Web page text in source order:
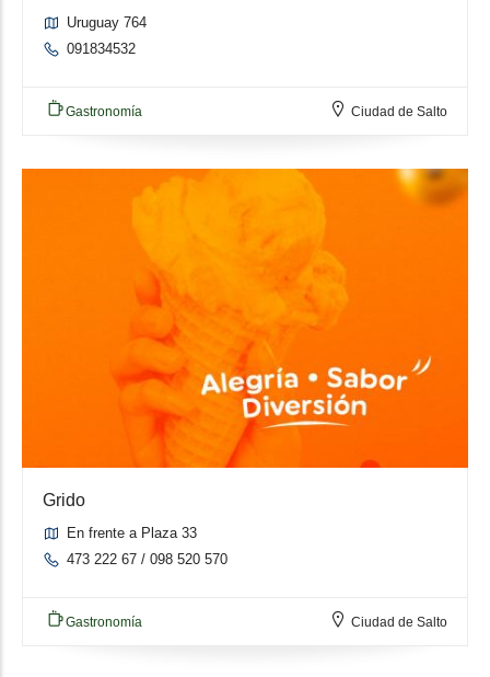
Uruguay 764
091834532
Gastronomía Ciudad de Salto
Grido
En frente a Plaza 33
473 222 67 / 098 520 570
Gastronomía Ciudad de Salto